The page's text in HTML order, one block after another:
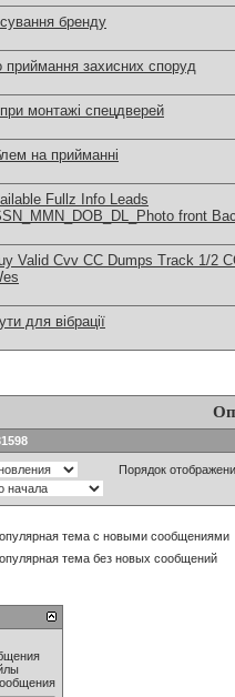
бренду
приймання захисних споруд
монтажі спецдверей
на прийманні
Fullz Info Leads
front
Valid Cvv CC Dumps Track 1/2
для вібрації
Порядок
тема с новыми сообщениями
тема без новых сообщений